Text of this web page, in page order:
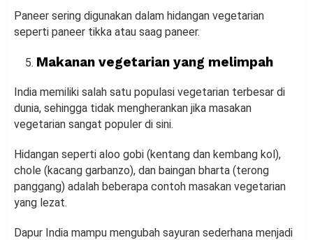
Paneer sering digunakan dalam hidangan vegetarian
seperti paneer tikka atau saag paneer.
Makanan vegetarian yang melimpah
India memiliki salah satu populasi vegetarian terbesar di
dunia, sehingga tidak mengherankan jika masakan
vegetarian sangat populer di sini.
Hidangan seperti aloo gobi (kentang dan kembang kol),
chole (kacang garbanzo), dan baingan bharta (terong
panggang) adalah beberapa contoh masakan vegetarian
yang lezat.
Dapur India mampu mengubah sayuran sederhana menjadi